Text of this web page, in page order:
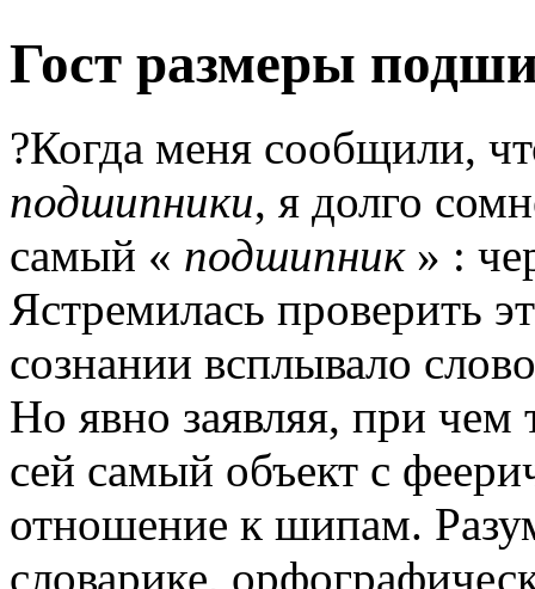
Гост размеры
?Когда меня сообщили,
подшипники, я долго
самый « подшипник» :
Ястремилась проверить
сознании всплывало
Но явно заявляя, при чем
сей самый объект с
отношение к шипам.
словарике,